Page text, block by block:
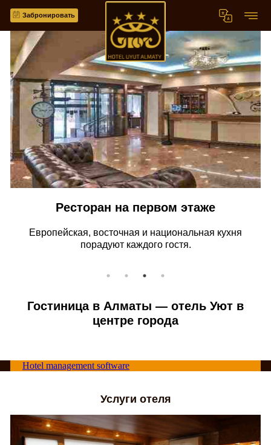
Забронировать
Ресторан на первом этаже
Европейская, восточная и национальная кухня
порадуют каждого гостя.
Гостиница в Алматы — отель Уют в
центре города
Hotel management software
Услуги отеля